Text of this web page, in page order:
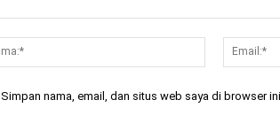
Nama:*
Simpan nama, email, dan situs web saya di browser